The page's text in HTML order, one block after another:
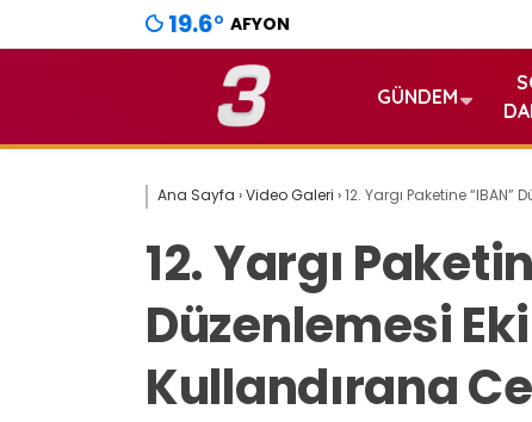
19.6° AFYON
GÜNDEM
Ana Sayfa ›Video Galeri ›12. Yargı Paketine
12. Yargı
Düzenlemesi
Kullandırana